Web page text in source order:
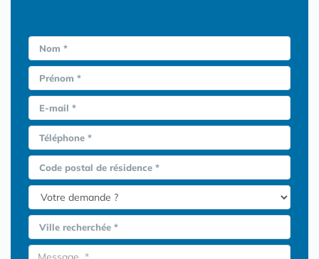
Nom *
Prénom *
E-mail *
Téléphone *
Code postal de résidence *
Ville recherchée *